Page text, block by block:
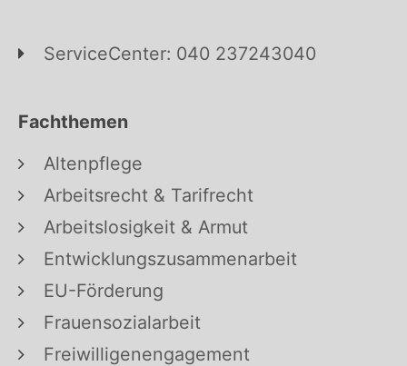
ServiceCenter: 040 237243040
Fachthemen
Altenpflege
Arbeitsrecht & Tarifrecht
Arbeitslosigkeit & Armut
Entwicklungszusammenarbeit
EU-Förderung
Frauensozialarbeit
Freiwilligenengagement